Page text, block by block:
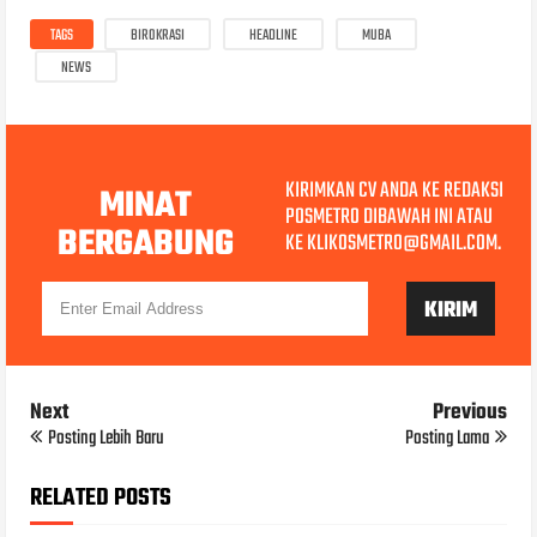
TAGS BIROKRASI HEADLINE
MUBA
NEWS
MINAT
BERGABUNG
KIRIMKAN CV ANDA KE REDAKSI
POSMETRO DIBAWAH INI ATAU
KE KLIKOSMETRO@GMAIL.COM.
Next
Posting Lebih Baru
Previous
Posting Lama
RELATED POSTS